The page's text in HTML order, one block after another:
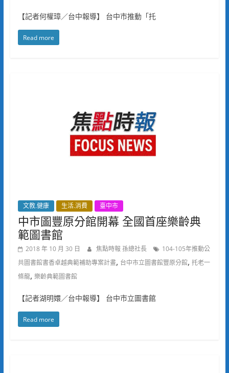
【記者何權璋／台中報導】 台中市推動「托
Read more
文教.健康 生活.消費 臺中市
中市圖豐原分館開幕 全國首座樂齡典
範圖書館
2018 年 10 月 30 日 焦點時報 孫總社長
104-105年推動公
共圖書館書香卓越典範補助專案計畫, 台中市立圖書館豐原分館, 托老一
條龍, 樂齡典範圖書館
【記者湖明嬛／台中報導】 台中市立圖書館
Read more